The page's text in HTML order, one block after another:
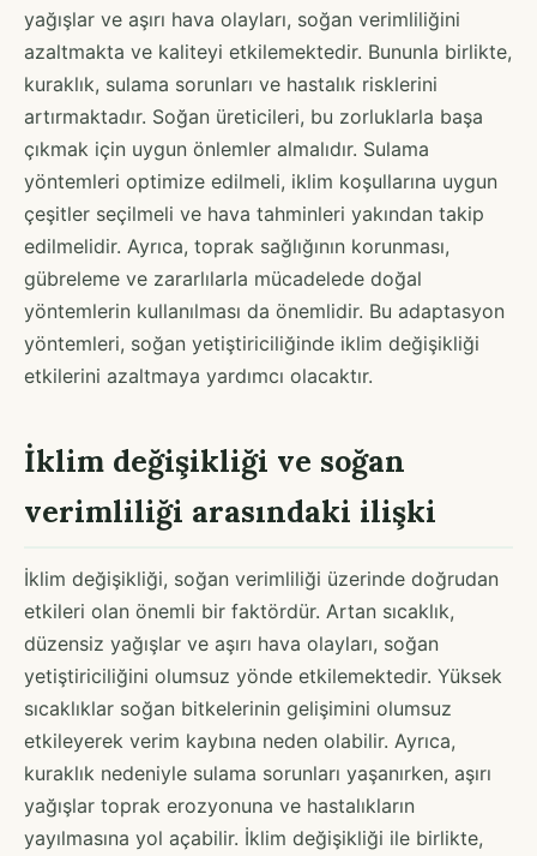
yağışlar ve aşırı hava olayları, soğan verimliliğini
azaltmakta ve kaliteyi etkilemektedir. Bununla birlikte,
kuraklık, sulama sorunları ve hastalık risklerini
artırmaktadır. Soğan üreticileri, bu zorluklarla başa
çıkmak için uygun önlemler almalıdır. Sulama
yöntemleri optimize edilmeli, iklim koşullarına uygun
çeşitler seçilmeli ve hava tahminleri yakından takip
edilmelidir. Ayrıca, toprak sağlığının korunması,
gübreleme ve zararlılarla mücadelede doğal
yöntemlerin kullanılması da önemlidir. Bu adaptasyon
yöntemleri, soğan yetiştiriciliğinde iklim değişikliği
etkilerini azaltmaya yardımcı olacaktır.
İklim değişikliği ve soğan
verimliliği arasındaki ilişki
İklim değişikliği, soğan verimliliği üzerinde doğrudan
etkileri olan önemli bir faktördür. Artan sıcaklık,
düzensiz yağışlar ve aşırı hava olayları, soğan
yetiştiriciliğini olumsuz yönde etkilemektedir. Yüksek
sıcaklıklar soğan bitkelerinin gelişimini olumsuz
etkileyerek verim kaybına neden olabilir. Ayrıca,
kuraklık nedeniyle sulama sorunları yaşanırken, aşırı
yağışlar toprak erozyonuna ve hastalıkların
yayılmasına yol açabilir. İklim değişikliği ile birlikte,